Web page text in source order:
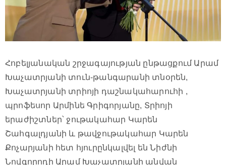
Հոբելյանական շրջագայության ընթացքում Արամ
Խաչատրյանի տուն-թանգարանի տնօրեն,
Խաչատրյանի տրիոյի դաշնակահարուհի ,
պրոֆեսոր Արմինե Գրիգորյանը, Տրիոյի
երաժիշտներ՝ ջութակահար Կարեն
Շահգալդյանի և թավջութակահար Կարեն
Քոչարյանի հետ հյուրընկալվել են Նիժնի
Նովգորոդի Արամ Խաչատրյանի անվան